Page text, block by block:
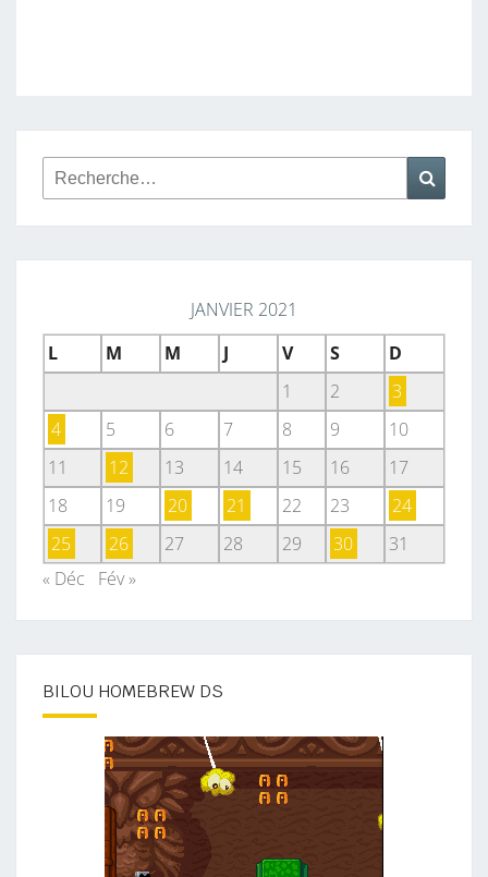
Rechercher :
JANVIER 2021
L
M M J V S
D
1
2
3
4
5 6 7 8 9
10
11
12 13 14 15 16
17
18
19 20 21 22 23
24
25
26 27 28 29 30
31
« Déc
Fév »
BILOU HOMEBREW DS